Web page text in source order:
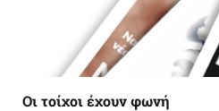
Οι τοίχοι έχουν φωνή